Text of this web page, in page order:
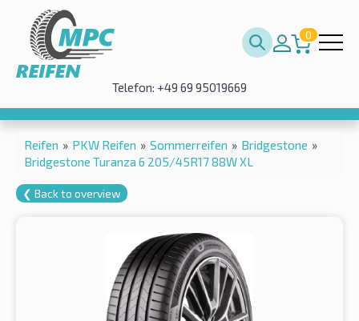
0
Telefon: +49 69 95019669
Reifen » PKW Reifen » Sommerreifen » Bridgestone »
Bridgestone Turanza 6 205/45R17 88W XL
❮ Back to overview